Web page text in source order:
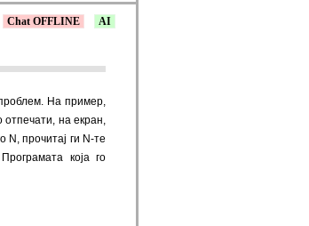
AI
Chat OFFLINE
На пример,
отпечати, на екран,
N, прочитај ги N-те
која го